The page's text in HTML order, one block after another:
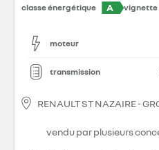
classe énergétique
A vignette
moteur
transmission
RENAULT ST NAZAIRE -
vendu par plusieurs